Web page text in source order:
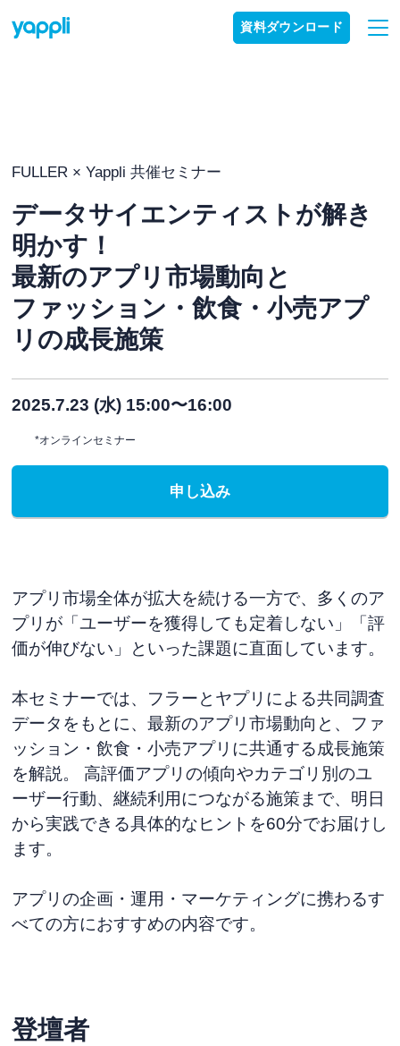
資料ダウンロード
FULLER × Yappli 共催セミナー
データサイエンティストが解き
明かす！
最新のアプリ市場動向と
ファッション・飲食・小売アプ
リの成長施策
2025.7.23 (水) 15:00〜16:00
*オンラインセミナー
申し込み
アプリ市場全体が拡大を続ける一方で、多くのア
プリが「ユーザーを獲得しても定着しない」「評
価が伸びない」といった課題に直面しています。
本セミナーでは、フラーとヤプリによる共同調査
データをもとに、最新のアプリ市場動向と、ファ
ッション・飲食・小売アプリに共通する成長施策
を解説。 高評価アプリの傾向やカテゴリ別のユ
ーザー行動、継続利用につながる施策まで、明日
から実践できる具体的なヒントを60分でお届けし
ます。
アプリの企画・運用・マーケティングに携わるす
べての方におすすめの内容です。
登壇者